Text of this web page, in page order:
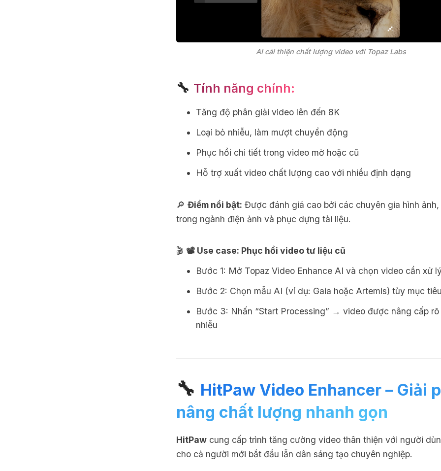
AI cải thiện chất lượng video với Topaz Labs
🔧 Tính năng chính:
Tăng độ phân giải video lên đến 8K
Loại bỏ nhiễu, làm mượt chuyển động
Phục hồi chi tiết trong video mờ hoặc cũ
Hỗ trợ xuất video chất lượng cao với nhiều định dạng
🔎 Điểm nổi bật: Được đánh giá cao bởi các chuyên gia hình
trong ngành điện ảnh và phục dựng tài liệu.
🎬 📽️ Use case: Phục hồi video tư liệu cũ
Bước 1: Mở Topaz Video Enhance AI và chọn video cần xử
Bước 2: Chọn mẫu AI (ví dụ: Gaia hoặc Artemis) tùy mục tiêu
Bước 3: Nhấn “Start Processing” → video được nâng cấp
nhiễu
🔧 HitPaw Video Enhancer – Giải
nâng chất lượng nhanh gọn
HitPaw cung cấp trình tăng cường video thân thiện với người
cho cả người mới bắt đầu lẫn dân sáng tạo chuyên nghiệp.